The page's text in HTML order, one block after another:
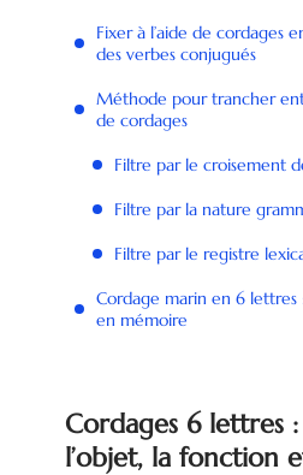
Fixer à l’aide de cordages
des verbes conjugués
Méthode pour trancher
de cordages
Filtre par le croisement
Filtre par la nature
Filtre par le registre
Cordage marin en 6 lettres
en mémoire
Cordages 6 lettres
l’objet, la fonction